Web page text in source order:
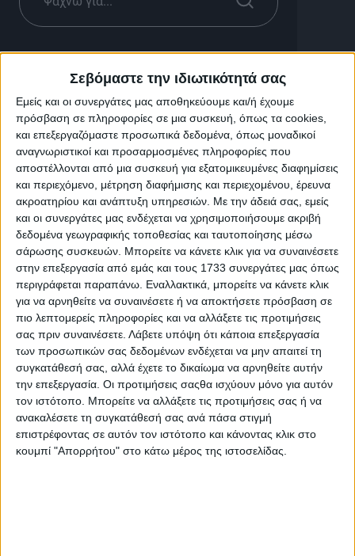
Σεβόμαστε την ιδιωτικότητά σας
Εμείς και οι συνεργάτες μας αποθηκεύουμε και/ή έχουμε
πρόσβαση σε πληροφορίες σε μια συσκευή, όπως τα cookies,
και επεξεργαζόμαστε προσωπικά δεδομένα, όπως μοναδικοί
αναγνωριστικοί και προσαρμοσμένες πληροφορίες που
αποστέλλονται από μια συσκευή για εξατομικευμένες διαφημίσεις
και περιεχόμενο, μέτρηση διαφήμισης και περιεχομένου, έρευνα
ακροατηρίου και ανάπτυξη υπηρεσιών. Με την άδειά σας, εμείς
και οι συνεργάτες μας ενδέχεται να χρησιμοποιήσουμε ακριβή
δεδομένα γεωγραφικής τοποθεσίας και ταυτοποίησης μέσω
σάρωσης συσκευών. Μπορείτε να κάνετε κλικ για να συναινέσετε
στην επεξεργασία από εμάς και τους 1733 συνεργάτες μας όπως
περιγράφεται παραπάνω. Εναλλακτικά, μπορείτε να κάνετε κλικ
για να αρνηθείτε να συναινέσετε ή να αποκτήσετε πρόσβαση σε
πιο λεπτομερείς πληροφορίες και να αλλάξετε τις προτιμήσεις
σας πριν συναινέσετε. Λάβετε υπόψη ότι κάποια επεξεργασία
των προσωπικών σας δεδομένων ενδέχεται να μην απαιτεί τη
συγκατάθεσή σας, αλλά έχετε το δικαίωμα να αρνηθείτε αυτήν
την επεξεργασία. Οι προτιμήσεις σαςθα ισχύουν μόνο για αυτόν
τον ιστότοπο. Μπορείτε να αλλάξετε τις προτιμήσεις σας ή να
ανακαλέσετε τη συγκατάθεσή σας ανά πάσα στιγμή
επιστρέφοντας σε αυτόν τον ιστότοπο και κάνοντας κλικ στο
κουμπί "Απορρήτου" στο κάτω μέρος της ιστοσελίδας.
Μέχρι τελευταίας αναπνοής
Το ιστορικό ντοκιμαντέρ “Μέχρι Τελευταίας
Αναπνοής” του Μανόλη Σφακιανάκη, αναδεικνύει μία
άγνωστη – στους περισσότερους – περίοδο της
Κρητικής Ιστορίας.
Αναφέρεται στα πρώτα κρίσιμα χρόνια (1821 – 1830 )
του αγώνα των Κρητικών για την ελευθερία και την
Ένωση με την Ελλάδα.
Σεναριογράφος , σκηνοθέτης και παραγωγός ο Μανόλη
Σφακιανάκης.
Για την υλοποίηση του ντοκιμαντέρ απαιτήθηκαν 3
χρόνια για την ιστορική έρευνα, τη συγγραφή του
σεναρίου , την οργάνωση της παραγωγής , την
προετοιμασία και την υλοποίηση των γυρισμάτων τα
οποία έγιναν σε όλη την Κρήτη και κατά τη διάρκεια
όλων των εποχών του έτους.
Η επίσημη συμμετοχή του ιστορικού ντοκιμαντέρ ”
Μέχρι Τελευταίας Αναπνοής ” στο 27ο Διεθνές
Φεστιβάλ Ντοκιμαντέρ Θεσσαλονίκης, αποτελεί μία